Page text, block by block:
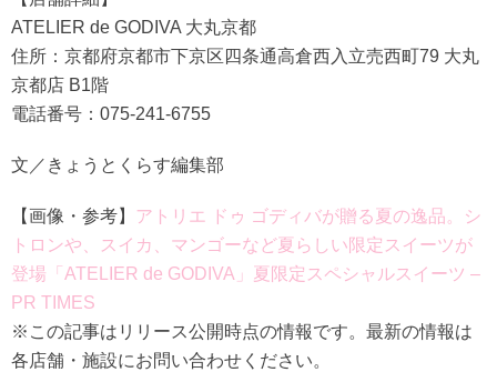
ATELIER de GODIVA 大丸京都
住所：京都府京都市下京区四条通高倉西入立売西町79 大丸
京都店 B1階
電話番号：075-241-6755
文／きょうとくらす編集部
【画像・参考】 アトリエ ドゥ ゴディバが贈る夏の逸品。シ
トロンや、スイカ、マンゴーなど夏らしい限定スイーツが
登場「ATELIER de GODIVA」夏限定スペシャルスイーツ –
PR TIMES
※この記事はリリース公開時点の情報です。最新の情報は
各店舗・施設にお問い合わせください。